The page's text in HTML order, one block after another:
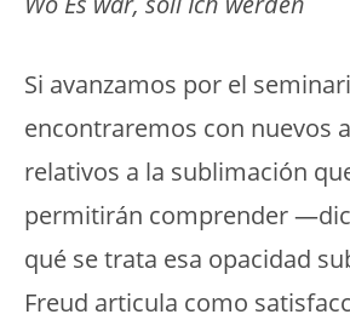
Si avanzamos por el
encontraremos con nuevos
relativos a la sublimación
permitirán comprender
qué se trata esa opacidad
Freud articula como